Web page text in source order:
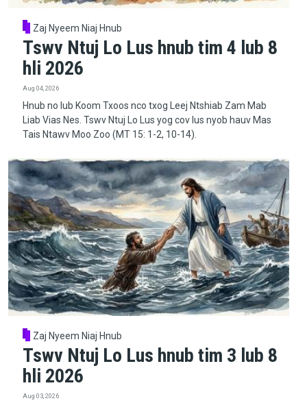
Zaj Nyeem Niaj Hnub
Tswv Ntuj Lo Lus hnub tim 4 lub 8
hli 2026
Aug 04, 2026
Hnub no lub Koom Txoos nco txog Leej Ntshiab Zam Mab
Liab Vias Nes. Tswv Ntuj Lo Lus yog cov lus nyob hauv Mas
Tais Ntawv Moo Zoo (MT 15: 1-2, 10-14).
Zaj Nyeem Niaj Hnub
Tswv Ntuj Lo Lus hnub tim 3 lub 8
hli 2026
Aug 03, 2026